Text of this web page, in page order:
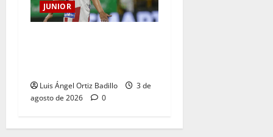
JUNIOR
Luis Ángel Ortiz Badillo
3 de
agosto de 2026
0